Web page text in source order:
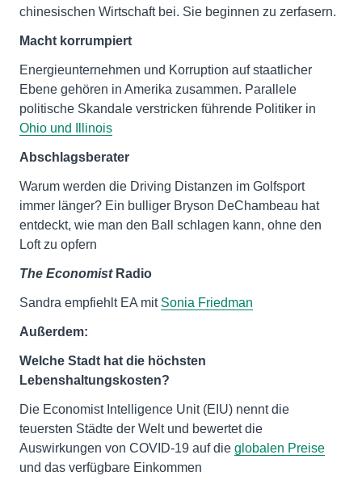
chinesischen Wirtschaft bei. Sie beginnen zu zerfasern.
Macht korrumpiert
Energieunternehmen und Korruption auf staatlicher
Ebene gehören in Amerika zusammen. Parallele
politische Skandale verstricken führende Politiker in
Ohio und Illinois
Abschlagsberater
Warum werden die Driving Distanzen im Golfsport
immer länger? Ein bulliger Bryson DeChambeau hat
entdeckt, wie man den Ball schlagen kann, ohne den
Loft zu opfern
The Economist Radio
Sandra empfiehlt EA mit Sonia Friedman
Außerdem:
Welche Stadt hat die höchsten
Lebenshaltungskosten?
Die Economist Intelligence Unit (EIU) nennt die
teuersten Städte der Welt und bewertet die
Auswirkungen von COVID-19 auf die globalen Preise
und das verfügbare Einkommen